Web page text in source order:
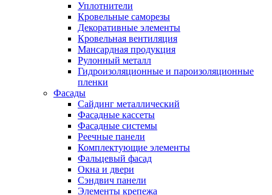
Уплотнители
Кровельные саморезы
Декоративные элементы
Кровельная вентиляция
Мансардная продукция
Рулонный металл
Гидроизоляционные и пароизоляционные
пленки
Фасады
Сайдинг металлический
Фасадные кассеты
Фасадные системы
Реечные панели
Комплектующие элементы
Фальцевый фасад
Окна и двери
Сэндвич панели
Элементы крепежа